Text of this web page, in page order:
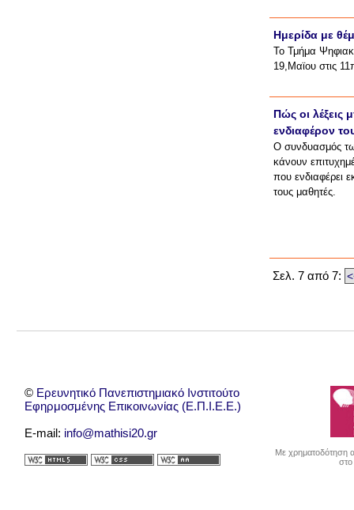
Ημερίδα με
Το Τμήμα
19,Μαϊου στις
Πώς οι λέξεις
ενδιαφέρον
Ο συνδυασμός
κάνουν
που ενδιαφέρει
τους μαθητές.
Σελ. 7 από 7:
© Ερευνητικό Πανεπιστημιακό Ινστιτούτο
Εφηρμοσμένης Επικοινωνίας (Ε.Π.Ι.Ε.Ε.)
E-mail: info@mathisi20.gr
Με χρηματοδότηση